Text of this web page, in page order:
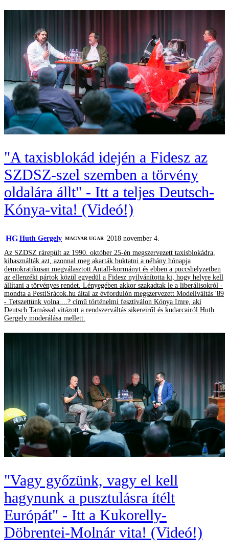
"A taxisblokád idején a Fidesz az
SZDSZ-szel szemben a törvény
oldalára állt" - Itt a teljes Deutsch-
Kónya-vita! (Videó!)
HG Huth Gergely MAGYAR UGAR 2018 november 4.
Az SZDSZ rárepült az 1990. október 25-én megszervezett taxisblokádra,
kihasználták azt, azonnal meg akarták buktatni a néhány hónapja
demokratikusan megválasztott Antall-kormányt és ebben a puccshelyzetben
az ellenzéki pártok közül egyedül a Fidesz nyilvánította ki, hogy helyre kell
állítani a törvényes rendet. Lényegében akkor szakadtak le a liberálisokról -
mondta a PestiSrácok.hu által az évfordulón megszervezett Modellváltás '89
- Tetszettünk volna....? című történelmi fesztiválon Kónya Imre, aki
Deutsch Tamással vitázott a rendszerváltás sikereiről és kudarcairól Huth
Gergely moderálása mellett.
"Vagy győzünk, vagy el kell
hagynunk a pusztulásra ítélt
Európát" - Itt a Kukorelly-
Döbrentei-Molnár vita! (Videó!)